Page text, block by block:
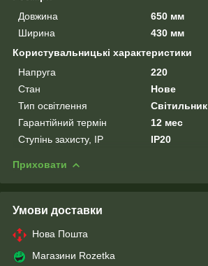
Довжина
650 мм
Ширина
430 мм
Користувальницькі характеристики
Напруга
220
Стан
Нове
Тип освітлення
Світильник
Гарантійний термін
12 мес
Ступінь захисту, IP
IP20
Приховати
Умови доставки
Нова Пошта
Магазини Rozetka